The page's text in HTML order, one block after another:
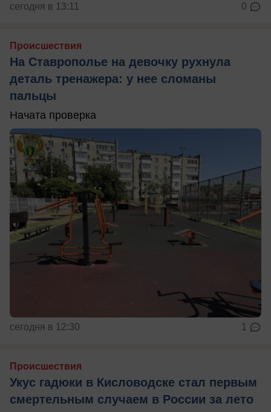
сегодня в 13:11 0
Происшествия
На Ставрополье на девочку рухнула
деталь тренажера: у нее сломаны
пальцы
Начата проверка
сегодня в 12:30 1
Происшествия
Укус гадюки в Кисловодске стал первым
смертельным случаем в России за лето